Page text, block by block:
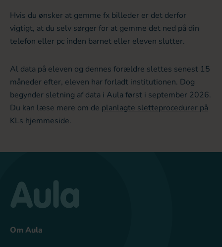
Hvis du ønsker at gemme fx billeder er det derfor
vigtigt, at du selv sørger for at gemme det ned på din
telefon eller pc inden barnet eller eleven slutter.
Al data på eleven og dennes forældre slettes senest 15
måneder efter, eleven har forladt institutionen. Dog
begynder sletning af data i Aula først i september 2026.
Du kan læse mere om de planlagte sletteprocedurer på
KLs hjemmeside.
Om Aula